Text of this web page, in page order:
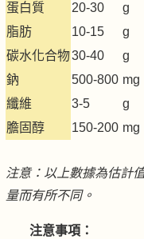
蛋白質
20-30
g
脂肪
10-15
g
碳水化合物30-40
g
鈉
500-800 mg
纖維
3-5
g
膽固醇
150-200 mg
注意：以上數據為估計
量而有所不同。
注意事項：